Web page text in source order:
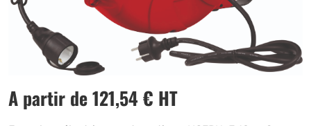
A partir de121,54€ HT